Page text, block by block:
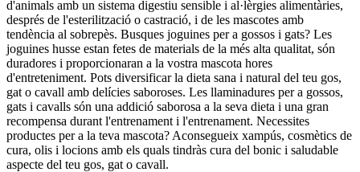
d'animals amb un sistema digestiu sensible i al·lèrgies alimentàries,
després de l'esterilització o castració, i de les mascotes amb
tendència al sobrepès. Busques joguines per a gossos i gats? Les
joguines husse estan fetes de materials de la més alta qualitat, són
duradores i proporcionaran a la vostra mascota hores
d'entreteniment. Pots diversificar la dieta sana i natural del teu gos,
gat o cavall amb delícies saboroses. Les llaminadures per a gossos,
gats i cavalls són una addició saborosa a la seva dieta i una gran
recompensa durant l'entrenament i l'entrenament. Necessites
productes per a la teva mascota? Aconsegueix xampús, cosmètics de
cura, olis i locions amb els quals tindràs cura del bonic i saludable
aspecte del teu gos, gat o cavall.